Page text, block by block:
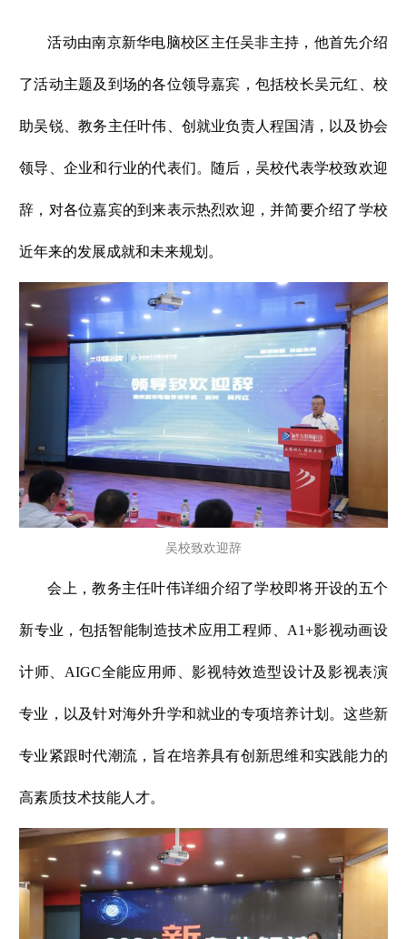
活动由南京新华电脑校区主任吴非主持，他首先介绍
了活动主题及到场的各位领导嘉宾，包括校长吴元红、校
助吴锐、教务主任叶伟、创就业负责人程国清，以及协会
领导、企业和行业的代表们。随后，吴校代表学校致欢迎
辞，对各位嘉宾的到来表示热烈欢迎，并简要介绍了学校
近年来的发展成就和未来规划。
吴校致欢迎辞
会上，教务主任叶伟详细介绍了学校即将开设的五个
新专业，包括智能制造技术应用工程师、A1+影视动画设
计师、AIGC全能应用师、影视特效造型设计及影视表演
专业，以及针对海外升学和就业的专项培养计划。这些新
专业紧跟时代潮流，旨在培养具有创新思维和实践能力的
高素质技术技能人才。